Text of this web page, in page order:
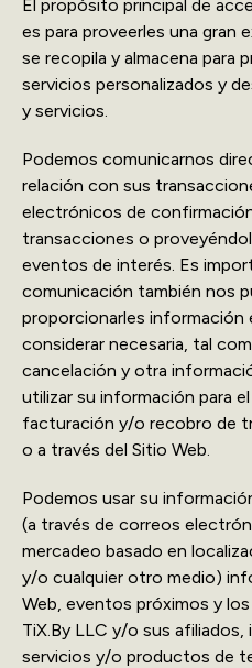
El propósito principal de
es para proveerles una gran
se recopila y almacena para
servicios personalizados y
y servicios.
Podemos comunicarnos
relación con sus
electrónicos de
transacciones o
eventos de interés. Es
comunicación también nos
proporcionarles información
considerar necesaria, tal
cancelación y otra
utilizar su información para
facturación y/o recobro de
o a través del Sitio Web.
Podemos usar su
(a través de correos
mercadeo basado en
y/o cualquier otro medio)
Web, eventos próximos y
TiX.By LLC y/o sus
servicios y/o productos de